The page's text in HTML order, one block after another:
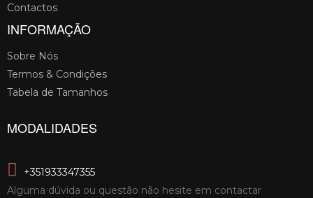
Contactos
INFORMAÇÃO
Sobre Nós
Termos & Condições
Tabela de Tamanhos
MODALIDADES
+351933347355
Alguma dúvida ou questão não hesite em contactar